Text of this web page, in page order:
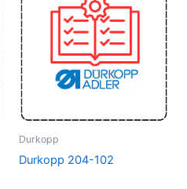
Durkopp
Durkopp 204-102